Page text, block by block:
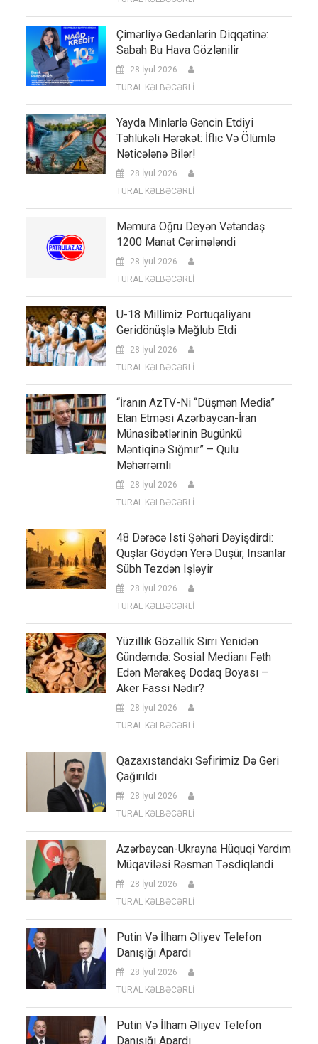
Çimərliyə Gedənlərin Diqqətinə:
Sabah Bu Hava Gözlənilir
28 İyul 2026
TURAL KƏLBƏCƏRLİ
Yayda Minlərlə Gəncin Etdiyi
Təhlükəli Hərəkət: İflic Və Ölümlə
Nəticələnə Bilər!
28 İyul 2026
TURAL KƏLBƏCƏRLİ
Məmura Oğru Deyən Vətəndaş
1200 Manat Cərimələndi
28 İyul 2026
TURAL KƏLBƏCƏRLİ
U-18 Millimiz Portuqaliyanı
Geridönüşlə Məğlub Etdi
28 İyul 2026
TURAL KƏLBƏCƏRLİ
“İranın AzTV-Ni “düşmən Media”
Elan Etməsi Azərbaycan-İran
Münasibətlərinin Bugünkü
Məntiqinə Sığmır” – Qulu
Məhərrəmli
28 İyul 2026
TURAL KƏLBƏCƏRLİ
48 Dərəcə Isti Şəhəri Dəyişdirdi:
Quşlar Göydən Yerə Düşür, Insanlar
Sübh Tezdən Işləyir
28 İyul 2026
TURAL KƏLBƏCƏRLİ
Yüzillik Gözəllik Sirri Yenidən
Gündəmdə: Sosial Medianı Fəth
Edən Mərakeş Dodaq Boyası –
Aker Fassi Nədir?
28 İyul 2026
TURAL KƏLBƏCƏRLİ
Qazaxıstandakı Səfirimiz Də Geri
Çağırıldı
28 İyul 2026
TURAL KƏLBƏCƏRLİ
Azərbaycan-Ukrayna Hüquqi Yardım
Müqaviləsi Rəsmən Təsdiqləndi
28 İyul 2026
TURAL KƏLBƏCƏRLİ
Putin Və İlham Əliyev Telefon
Danışığı Apardı
28 İyul 2026
TURAL KƏLBƏCƏRLİ
Putin Və İlham Əliyev Telefon
Danışığı Apardı